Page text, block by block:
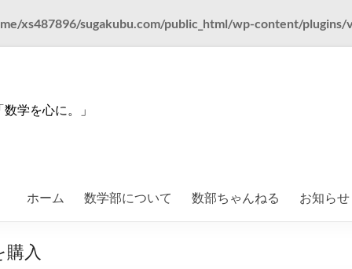
xs487896/sugakubu.com/public_html/wp-content/
数学を心に。」
ホーム 数学部について 数部ちゃんねる お知らせ
入